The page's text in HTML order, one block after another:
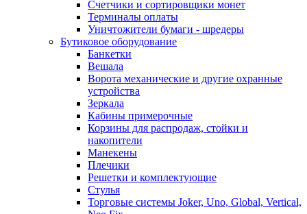
Счетчики и сортировщики монет
Терминалы оплаты
Уничтожители бумаги - шредеры
Бутиковое оборудование
Банкетки
Вешала
Ворота механические и другие охранные
устройства
Зеркала
Кабины примерочные
Корзины для распродаж, стойки и
накопители
Манекены
Плечики
Решетки и комплектующие
Стулья
Торговые системы Joker, Uno, Global, Vertical,